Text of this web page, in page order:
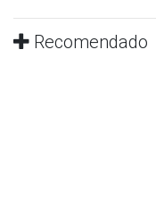
Recomendado